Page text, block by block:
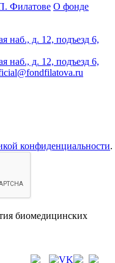
Филатове О фонде
наб., д. 12, подъезд 6,
наб., д. 12, подъезд 6,
конфиденциальности.
биомедицинских